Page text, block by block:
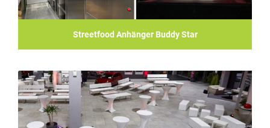
Streetfood Anhänger Buddy Star